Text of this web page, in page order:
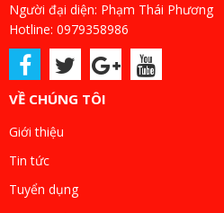
Người đại diện: Phạm Thái Phương
Hotline: 0979358986
VỀ CHÚNG TÔI
Giới thiệu
Tin tức
Tuyển dụng